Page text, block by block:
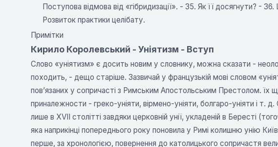
Поступова відмова від «гібридизації». - 35. Як її досягнути? -
Розвиток практики целібату.
Примітки
Кирило Королевський - Уніятизм - Вступ
Слово «уніятизм» є досить новим у словнику, можна сказати -
походить, - дещо старіше. Зазвичай у французькій мові словом
пов’язаних у сопричасті з Римським Апостольським Престолом. їх
приналежности - греко-уніяти, вірмено-уніяти, болгаро-уніяти і т.
лише в XVII столітті завдяки церковній унії, укладеній в Бересті
яка наприкінці попереднього року поновила у Римі колишню унію
перше, за хронологією, повернення до католицького сопричастя